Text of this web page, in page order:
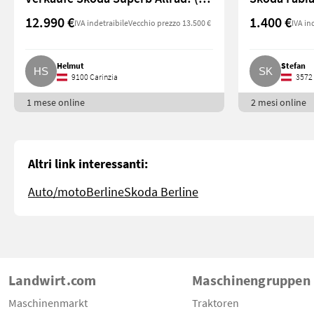
12.990 €IVA indetraibileVecchio prezzo 13.500 €
Helmut
9100 Carinzia
1 mese online
1.400 €IVA
Stefan
3572
2 mesi online
Altri link interessanti:
Auto/motoBerlineSkoda Berline
Landwirt.com
Maschinenmarkt
Maschinengruppen
Traktoren